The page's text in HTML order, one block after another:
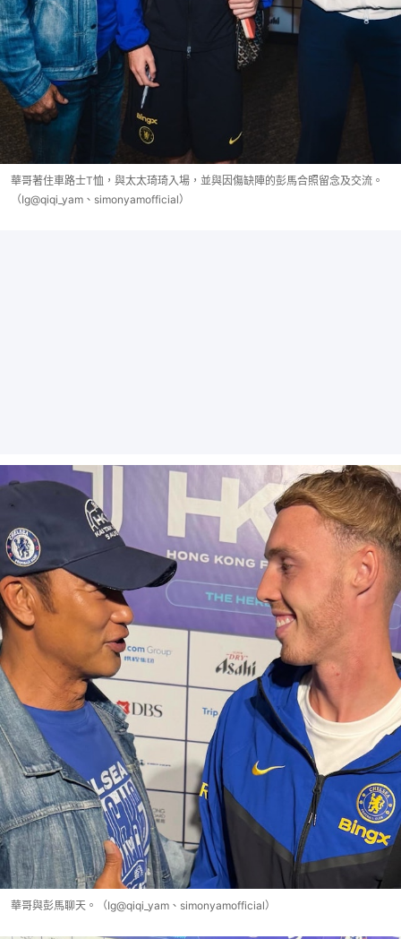
華哥著住車路士T恤，與太太琦琦入場，並與因傷缺陣的彭馬合照留念及交流。
（Ig@qiqi_yam、simonyamofficial）
華哥與彭馬聊天。（Ig@qiqi_yam、simonyamofficial）